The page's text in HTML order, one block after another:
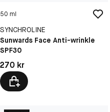
50 ml
SYNCHROLINE
Sunwards Face Anti-wrinkle
SPF30
Pris: 270 kr
270 kr